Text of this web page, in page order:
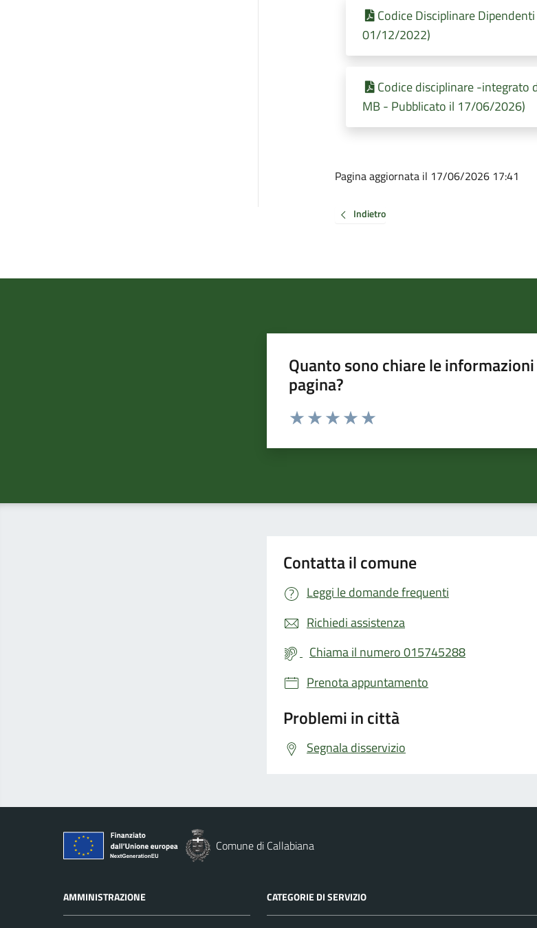
Codice Disciplinare
01/12/2022)
Codice disciplinare -integrato
MB - Pubblicato il 17/06/2026)
Pagina aggiornata il 17/06/2026 17:41
Indietro
Quanto sono chiare le
pagina?
Valuta da 1 a 5 stelle la pagina
Contatta il comune
Leggi le domande frequenti
Richiedi assistenza
Chiama il numero 015745288
Prenota appuntamento
Problemi in città
Segnala disservizio
Comune di Callabiana
AMMINISTRAZIONE CATEGORIE DI SERVIZIO